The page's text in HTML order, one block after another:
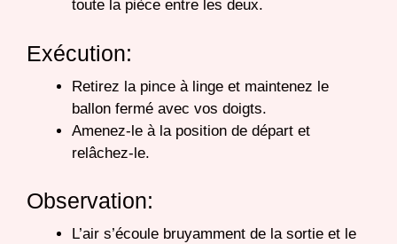
toute la pièce entre les deux.
Exécution:
Retirez la pince à linge et maintenez le
ballon fermé avec vos doigts.
Amenez-le à la position de départ et
relâchez-le.
Observation:
L’air s’écoule bruyamment de la sortie et le